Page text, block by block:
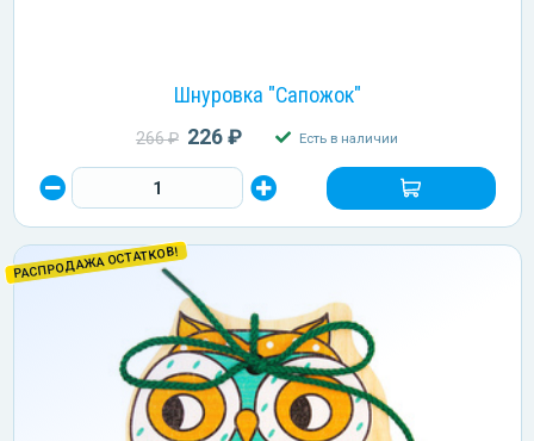
Шнуровка "Сапожок"
266 ₽ 226 ₽ Есть в наличии
РАСПРОДАЖА ОСТАТКОВ!